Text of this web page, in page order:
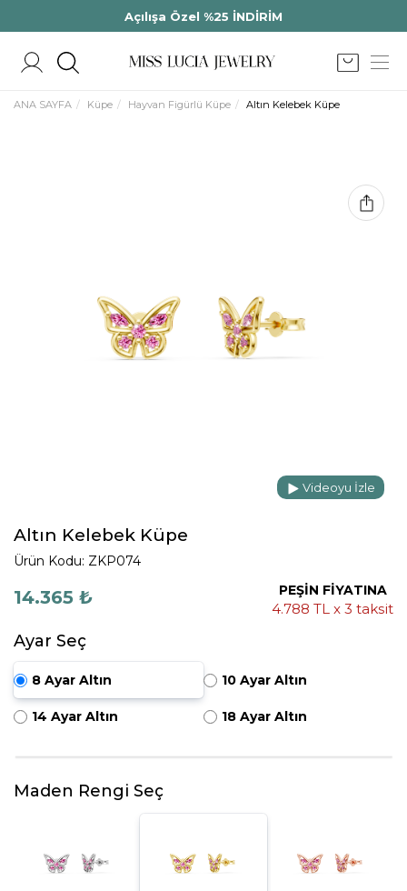
Açılışa Özel %25 İNDİRİM
ANA SAYFA Küpe Hayvan Figürlü Küpe Altın Kelebek Küpe
Videoyu İzle
Altın Kelebek Küpe
Ürün Kodu: ZKP074
14.365 ₺ PEŞİN FİYATINA
4.788 TL x 3 taksit
Ayar Seç
8 Ayar Altın 10 Ayar Altın
14 Ayar Altın 18 Ayar Altın
Maden Rengi Seç